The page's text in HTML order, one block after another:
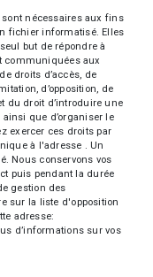
nécessaires aux fins
fichier informatisé. Elles
but de répondre à
communiquées aux
droits d’accès, de
d’opposition, de
du droit d’introduire une
que d’organiser le
exercer ces droits par
à l'adresse . Un
Nous conservons vos
puis pendant la durée
gestion des
sur la liste d'opposition
adresse:
d’informations sur vos